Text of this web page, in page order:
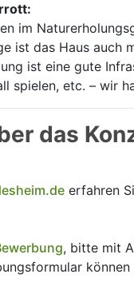
im
ist das Haus
ist eine gute
spielen, etc. – wir
das
erfahren
, bitte mit